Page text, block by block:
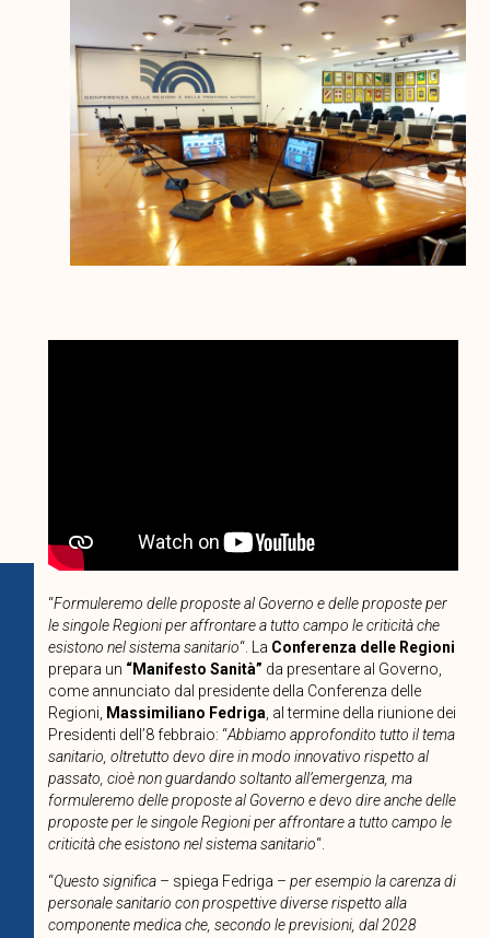
“Formuleremo delle proposte al Governo e delle proposte per
le singole Regioni per affrontare a tutto campo le criticità che
esistono nel sistema sanitario“. La Conferenza delle Regioni
prepara un “Manifesto Sanità” da presentare al Governo,
come annunciato dal presidente della Conferenza delle
Regioni, Massimiliano Fedriga, al termine della riunione dei
Presidenti dell’8 febbraio: “Abbiamo approfondito tutto il tema
sanitario, oltretutto devo dire in modo innovativo rispetto al
passato, cioè non guardando soltanto all’emergenza, ma
formuleremo delle proposte al Governo e devo dire anche delle
proposte per le singole Regioni per affrontare a tutto campo le
criticità che esistono nel sistema sanitario“.
“Questo significa– spiega Fedriga – per esempio la carenza di
personale sanitario con prospettive diverse rispetto alla
componente medica che, secondo le previsioni, dal 2028